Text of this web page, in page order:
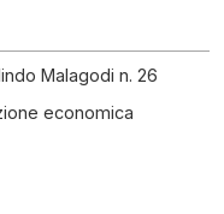
Malagodi n. 26
economica